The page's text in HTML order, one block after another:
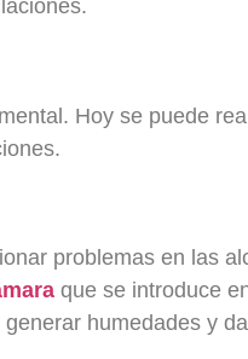
Hoy se puede
problemas en las
que se introduce
humedades y